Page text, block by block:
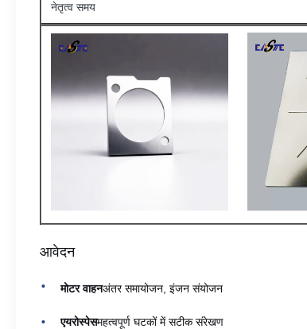
नेतृत्व समय
आवेदन
मोटर वाहनअंतर समायोजन, इंजन संयोजन
एयरोस्पेसमहत्वपूर्ण घटकों में सटीक संरेखण